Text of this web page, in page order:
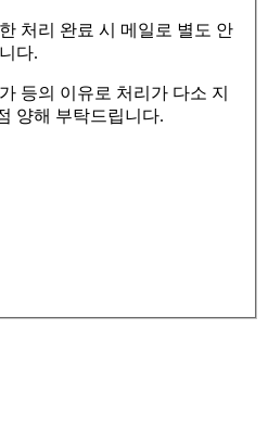
처리 완료 시 메일로 별도 안
다.
등의 이유로 처리가 다소 지
양해 부탁드립니다.